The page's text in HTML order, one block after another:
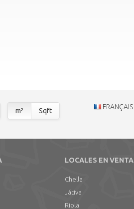
m² Sqft FRANÇAIS
LOCALES EN VENTA
Chella
Játiva
Riola